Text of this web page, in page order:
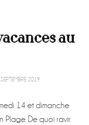
au
2019
14 et dimanche
Plage. De quoi ravir